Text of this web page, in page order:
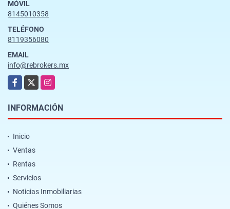
MÓVIL
8145010358
TELÉFONO
8119356080
EMAIL
info@rebrokers.mx
Facebook
X Instagram
INFORMACIÓN
Inicio
Ventas
Rentas
Servicios
Noticias Inmobiliarias
Quiénes Somos